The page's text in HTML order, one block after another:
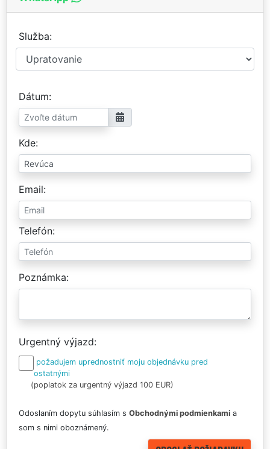
Služba
Dátum
Kde
Email
Telefón
Poznámka
Urgentný výjazd
požadujem uprednostniť moju objednávku pred
ostatnými
(poplatok za urgentný výjazd 100 EUR)
Odoslaním dopytu súhlasím s Obchodnými podmienkami a
som s nimi oboznámený.